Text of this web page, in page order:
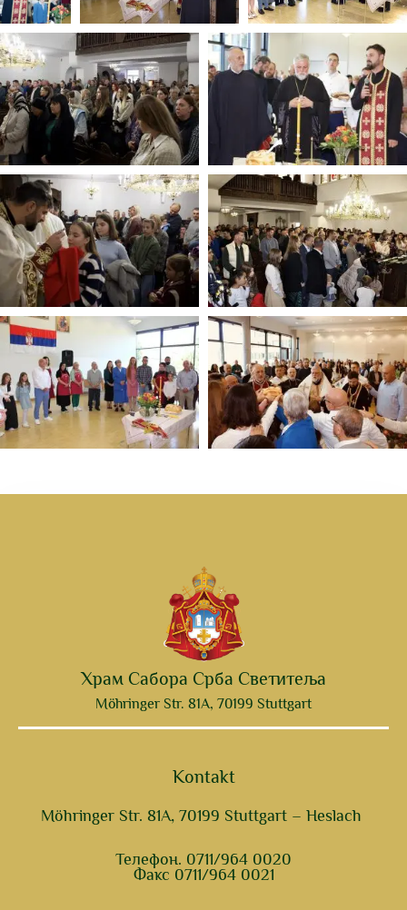
Храм Сабора Срба Светитеља
Möhringer Str. 81A, 70199 Stuttgart
Kontakt
Möhringer Str. 81A, 70199 Stuttgart – Heslach
Телефон. 0711/964 0020
Факс 0711/964 0021